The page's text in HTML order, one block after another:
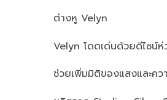
ต่างหู Velyn
Velyn โดดเด่นด้วยดีไซน์
ช่วยเพิ่มมิติของแสงและค